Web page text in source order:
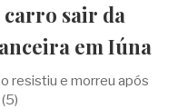
sair da
em Iúna
resistiu e morreu após